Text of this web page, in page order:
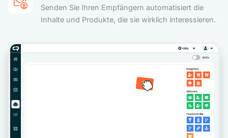
Senden Sie Ihren Empfängern automatisiert die
Inhalte und Produkte, die sie wirklich interessieren.